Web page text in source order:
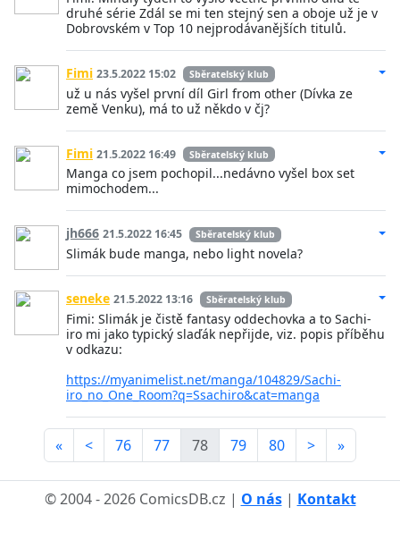
druhé série Zdál se mi ten stejný sen a oboje už je v
Dobrovském v Top 10 nejprodávanějších titulů.
Fimi 23.5.2022 15:02 Sběratelský klub
už u nás vyšel první díl Girl from other (Dívka ze
země Venku), má to už někdo v čj?
Fimi 21.5.2022 16:49 Sběratelský klub
Manga co jsem pochopil...nedávno vyšel box set
mimochodem...
jh666 21.5.2022 16:45 Sběratelský klub
Slimák bude manga, nebo light novela?
seneke 21.5.2022 13:16 Sběratelský klub
Fimi: Slimák je čistě fantasy oddechovka a to Sachi-
iro mi jako typický slaďák nepřijde, viz. popis příběhu
v odkazu:
https://myanimelist.net/manga/104829/Sachi-
iro_no_One_Room?q=Ssachiro&cat=manga
« < 76 77 78 79 80 > »
© 2004 - 2026 ComicsDB.cz | O nás| Kontakt